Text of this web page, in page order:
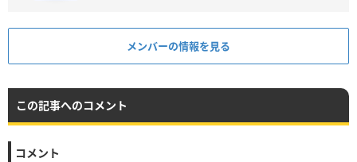
メンバーの情報を見る
この記事へのコメント
コメント